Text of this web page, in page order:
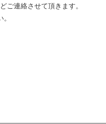
ご連絡させて頂きます。